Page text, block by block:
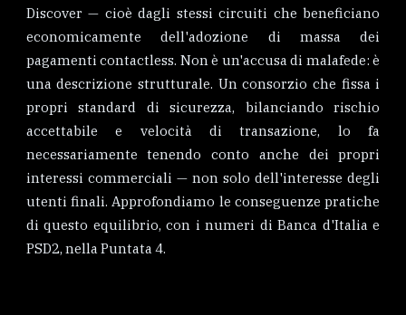
Discover — cioè dagli stessi circuiti che beneficiano
economicamente dell'adozione di massa dei
pagamenti contactless. Non è un'accusa di malafede: è
una descrizione strutturale. Un consorzio che fissa i
propri standard di sicurezza, bilanciando rischio
accettabile e velocità di transazione, lo fa
necessariamente tenendo conto anche dei propri
interessi commerciali — non solo dell'interesse degli
utenti finali. Approfondiamo le conseguenze pratiche
di questo equilibrio, con i numeri di Banca d'Italia e
PSD2, nella Puntata 4.